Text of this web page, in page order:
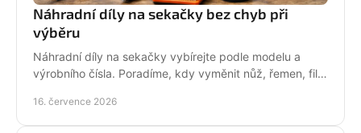
Náhradní díly na sekačky bez chyb při
výběru
Náhradní díly na sekačky vybírejte podle modelu a
výrobního čísla. Poradíme, kdy vyměnit nůž, řemen, filtr
16. července 2026